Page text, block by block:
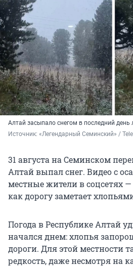
Алтай засыпало снегом в последний день
Источник: «Легендарный Семинский» /
31 августа на Семинском
Алтай выпал снег. Видео с
местные жители в соцсетях
как дорогу заметает
Погода в Республике Алтай
начался днем: хлопья
дороги. Для этой местности
редкость, даже несмотря на